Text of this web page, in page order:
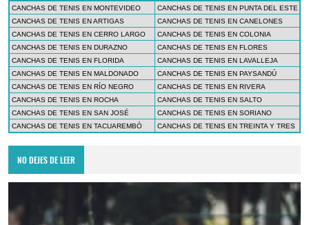
CANCHAS DE TENIS EN MONTEVIDEO
CANCHAS DE TENIS EN PUNTA DEL ESTE
CANCHAS DE TENIS EN ARTIGAS
CANCHAS DE TENIS EN CANELONES
CANCHAS DE TENIS EN CERRO LARGO
CANCHAS DE TENIS EN COLONIA
CANCHAS DE TENIS EN DURAZNO
CANCHAS DE TENIS EN FLORES
CANCHAS DE TENIS EN FLORIDA
CANCHAS DE TENIS EN LAVALLEJA
CANCHAS DE TENIS EN MALDONADO
CANCHAS DE TENIS EN PAYSANDÚ
CANCHAS DE TENIS EN RÍO NEGRO
CANCHAS DE TENIS EN RIVERA
CANCHAS DE TENIS EN ROCHA
CANCHAS DE TENIS EN SALTO
CANCHAS DE TENIS EN SAN JOSÉ
CANCHAS DE TENIS EN SORIANO
CANCHAS DE TENIS EN TACUAREMBÓ
CANCHAS DE TENIS EN TREINTA Y TRES
NO DEJES DE LEER